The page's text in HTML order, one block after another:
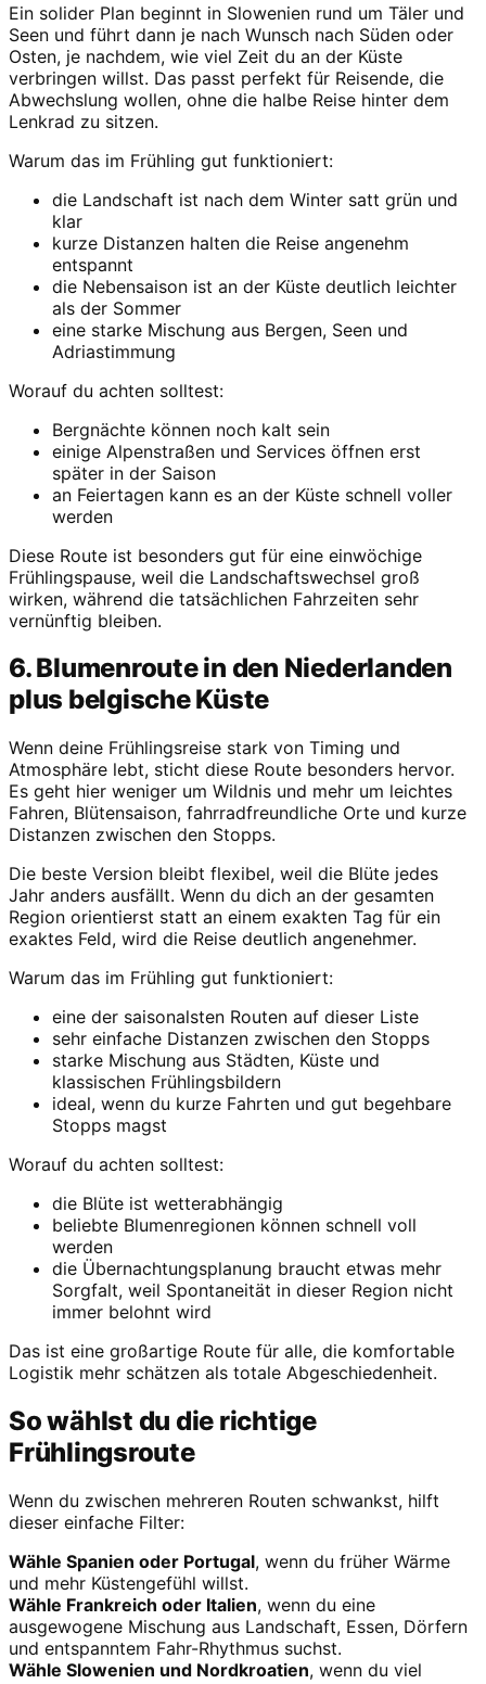
Ein solider Plan beginnt in Slowenien rund um Täler und
Seen und führt dann je nach Wunsch nach Süden oder
Osten, je nachdem, wie viel Zeit du an der Küste
verbringen willst. Das passt perfekt für Reisende, die
Abwechslung wollen, ohne die halbe Reise hinter dem
Lenkrad zu sitzen.
Warum das im Frühling gut funktioniert:
die Landschaft ist nach dem Winter satt grün und
klar
kurze Distanzen halten die Reise angenehm
entspannt
die Nebensaison ist an der Küste deutlich leichter
als der Sommer
eine starke Mischung aus Bergen, Seen und
Adriastimmung
Worauf du achten solltest:
Bergnächte können noch kalt sein
einige Alpenstraßen und Services öffnen erst
später in der Saison
an Feiertagen kann es an der Küste schnell voller
werden
Diese Route ist besonders gut für eine einwöchige
Frühlingspause, weil die Landschaftswechsel groß
wirken, während die tatsächlichen Fahrzeiten sehr
vernünftig bleiben.
6. Blumenroute in den Niederlanden
plus belgische Küste
Wenn deine Frühlingsreise stark von Timing und
Atmosphäre lebt, sticht diese Route besonders hervor.
Es geht hier weniger um Wildnis und mehr um leichtes
Fahren, Blütensaison, fahrradfreundliche Orte und kurze
Distanzen zwischen den Stopps.
Die beste Version bleibt flexibel, weil die Blüte jedes
Jahr anders ausfällt. Wenn du dich an der gesamten
Region orientierst statt an einem exakten Tag für ein
exaktes Feld, wird die Reise deutlich angenehmer.
Warum das im Frühling gut funktioniert:
eine der saisonalsten Routen auf dieser Liste
sehr einfache Distanzen zwischen den Stopps
starke Mischung aus Städten, Küste und
klassischen Frühlingsbildern
ideal, wenn du kurze Fahrten und gut begehbare
Stopps magst
Worauf du achten solltest:
die Blüte ist wetterabhängig
beliebte Blumenregionen können schnell voll
werden
die Übernachtungsplanung braucht etwas mehr
Sorgfalt, weil Spontaneität in dieser Region nicht
immer belohnt wird
Das ist eine großartige Route für alle, die komfortable
Logistik mehr schätzen als totale Abgeschiedenheit.
So wählst du die richtige
Frühlingsroute
Wenn du zwischen mehreren Routen schwankst, hilft
dieser einfache Filter:
Wähle Spanien oder Portugal, wenn du früher Wärme
und mehr Küstengefühl willst.
Wähle Frankreich oder Italien, wenn du eine
ausgewogene Mischung aus Landschaft, Essen, Dörfern
und entspanntem Fahr-Rhythmus suchst.
Wähle Slowenien und Nordkroatien, wenn du viel